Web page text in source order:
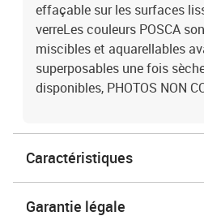
effaçable sur les surfaces
verreLes couleurs POSCA
miscibles et aquarellables
superposables une fois
disponibles, PHOTOS NON
Caractéristiques
Garantie légale